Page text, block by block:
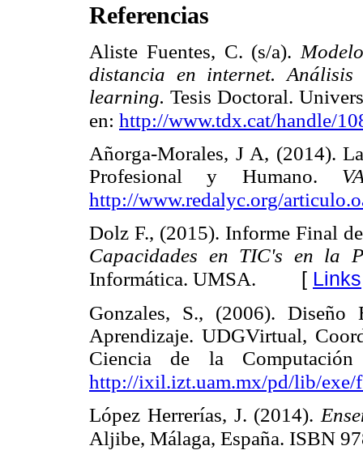
Referencias
Aliste Fuentes, C. (s/a).
distancia en internet.
learning. Tesis Doctoral.
en: http://www.tdx.cat/handle/
Añorga-Morales, J A, (2014).
Profesional y Humano.
http://www.redalyc.org/
Dolz F., (2015). Informe Final
Capacidades en TIC's en la
Informática. UMSA. [ Links
Gonzales, S., (2006). Diseño
Aprendizaje. UDGVirtual,
Ciencia de la
http://ixil.izt.uam.mx/pd/lib/exe/
López Herrerías, J. (2014).
Aljibe, Málaga, España. ISBN